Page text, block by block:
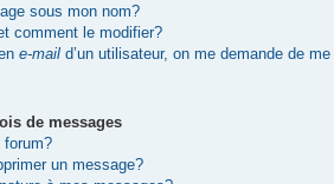
sous mon nom?
comment le modifier?
e-mail d’un utilisateur, on me demande de me
de messages
forum?
un message?